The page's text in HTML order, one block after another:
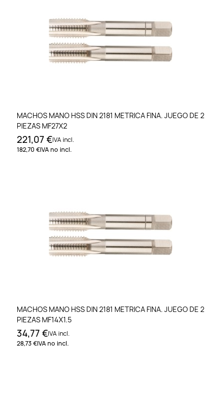
MACHOS MANO HSS DIN 2181 METRICA FINA. JUEGO DE 2
PIEZAS MF27X2
221,07 €IVA incl.
182,70 €IVA no incl.
MACHOS MANO HSS DIN 2181 METRICA FINA. JUEGO DE 2
PIEZAS MF14X1.5
34,77 €IVA incl.
28,73 €IVA no incl.